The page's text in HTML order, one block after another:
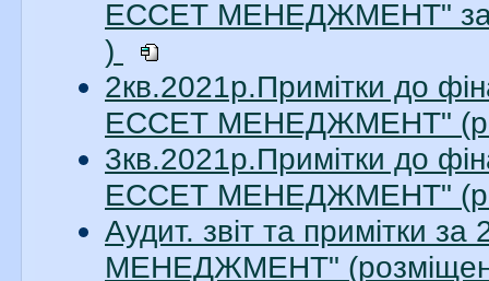
ЕССЕТ МЕНЕДЖМЕНТ" за
)
2кв.2021р.Примітки до
ЕССЕТ МЕНЕДЖМЕНТ"
3кв.2021р.Примітки до
ЕССЕТ МЕНЕДЖМЕНТ"
Аудит. звіт та примітки
МЕНЕДЖМЕНТ"